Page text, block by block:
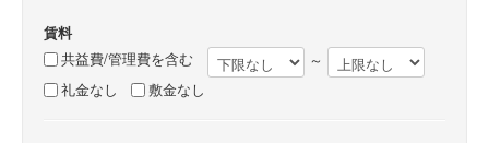
賃料
～
共益費/管理費を含む
礼金なし
敷金なし